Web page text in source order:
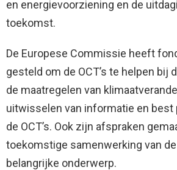
en energievoorziening en de
toekomst.
De Europese Commissie heeft
gesteld om de OCT’s te helpen bij
de maatregelen van
uitwisselen van informatie en
de OCT’s. Ook zijn afspraken
toekomstige samenwerking van de
belangrijke onderwerp.